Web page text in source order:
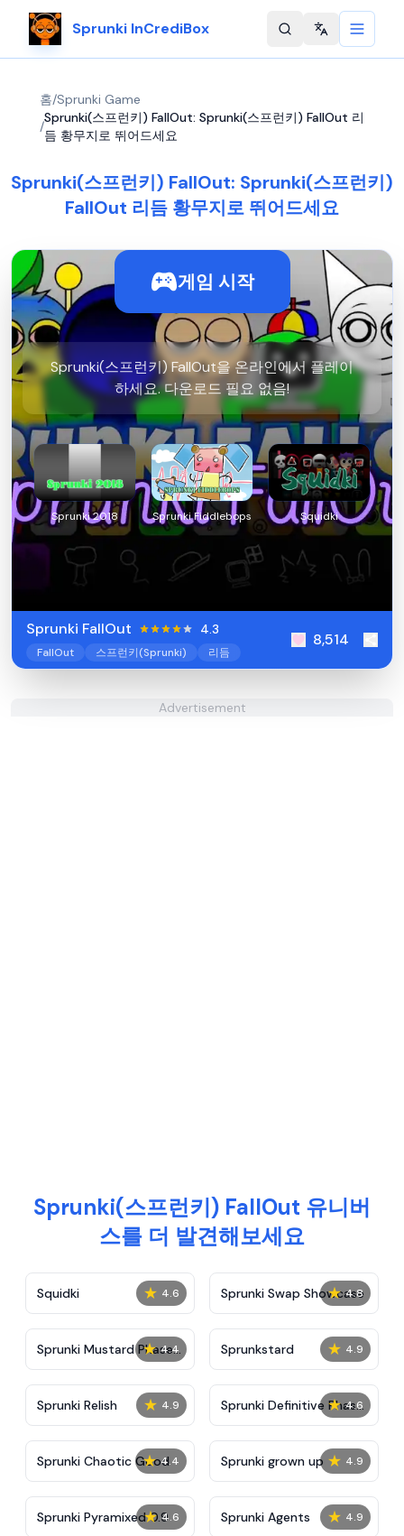
Sprunki InCrediBox Change
홈/Sprunki Game
/
Sprunki(스프런키) FallOut: Sprunki(스프런키) FallOut 리
듬 황무지로 뛰어드세요
Sprunki(스프런키) FallOut: Sprunki(스프런키)
FallOut 리듬 황무지로 뛰어드세요
게임 시작
Sprunki(스프런키) FallOut을 온라인에서 플레이
하세요. 다운로드 필요 없음!
Sprunki 2018 Sprunki Fiddlebops Squidki
Sprunki FallOut 4.3
FallOut 스프런키(Sprunki) 리듬
8,514
Advertisement
Sprunki(스프런키) FallOut 유니버
스를 더 발견해보세요
★ 4.6
Squidki ★ 4.8
Sprunki Swap Showcase
★ 4.4
Sprunki Mustard Phase
2
★ 4.9
Sprunkstard
★ 4.9
Sprunki Relish ★ 4.6
Sprunki Definitive Phase
7
★ 4.4
Sprunki Chaotic Good ★ 4.9
Sprunki grown up
★ 4.6
Sprunki Pyramixed 0.9 ★ 4.9
Sprunki Agents